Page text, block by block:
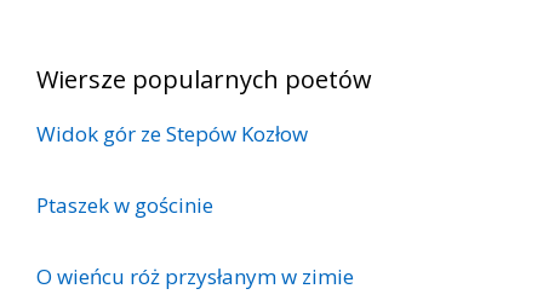
Wiersze popularnych poetów
Widok gór ze Stepów Kozłow
Ptaszek w gościnie
O wieńcu róż przysłanym w zimie